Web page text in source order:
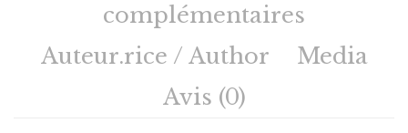
complémentaires
Auteur.rice / Author
Media
Avis (0)